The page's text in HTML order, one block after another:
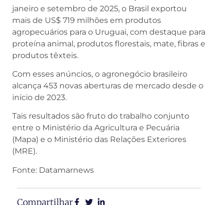
janeiro e setembro de 2025, o Brasil exportou
mais de US$ 719 milhões em produtos
agropecuários para o Uruguai, com destaque para
proteína animal, produtos florestais, mate, fibras e
produtos têxteis.
Com esses anúncios, o agronegócio brasileiro
alcança 453 novas aberturas de mercado desde o
início de 2023.
Tais resultados são fruto do trabalho conjunto
entre o Ministério da Agricultura e Pecuária
(Mapa) e o Ministério das Relações Exteriores
(MRE).
Fonte: Datamarnews
Compartilhar